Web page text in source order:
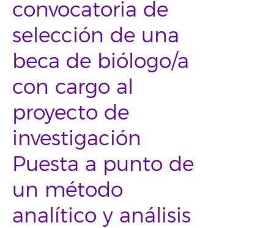
convocatoria de
selección de una
beca de biólogo/a
con cargo al
proyecto de
investigación
Puesta a punto de
un método
analítico y análisis